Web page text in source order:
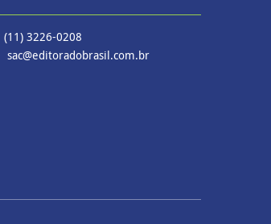
(11) 3226-0208
sac@editoradobrasil.com.br